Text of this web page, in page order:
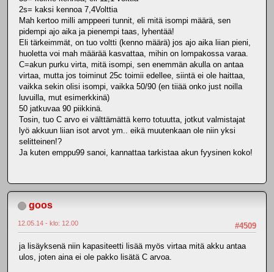
2s= kaksi kennoa 7,4Volttia
Mah kertoo milli amppeeri tunnit, eli mitä isompi määrä, sen
pidempi ajo aika ja pienempi taas, lyhentää!
Eli tärkeimmät, on tuo voltti (kenno määrä) jos ajo aika liian pieni,
huoletta voi mah määrää kasvattaa, mihin on lompakossa varaa.
C=akun purku virta, mitä isompi, sen enemmän akulla on antaa
virtaa, mutta jos toiminut 25c toimii edellee, siintä ei ole haittaa,
vaikka sekin olisi isompi, vaikka 50/90 (en tiiää onko just noilla
luvuilla, mut esimerkkinä)
50 jatkuvaa 90 piikkinä.
Tosin, tuo C arvo ei välttämättä kerro totuutta, jotkut valmistajat
lyö akkuun liian isot arvot ym.. eikä muutenkaan ole niin yksi
selitteinen!?
Ja kuten emppu99 sanoi, kannattaa tarkistaa akun fyysinen koko!
goos
#4509
12.05.14 - klo: 12.00
ja lisäyksenä niin kapasiteetti lisää myös virtaa mitä akku antaa
ulos, joten aina ei ole pakko lisätä C arvoa.